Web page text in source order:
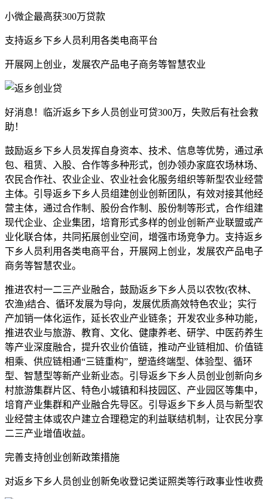
小微企最高获300万贷款
支持返乡下乡人员利用各类电商平台
开展网上创业，发展农产品电子商务等智慧农业
好消息！临沂返乡下乡人员创业可贷300万，失败后有社会救
助！
鼓励返乡下乡人员发挥自身资本、技术、信息等优势，通过承
包、租赁、入股、合作等多种形式，创办领办家庭农场林场、
农民合作社、农业企业、农业社会化服务组织等新型农业经营
主体。引导返乡下乡人员组建创业创新团队，有效对接其他经
营主体，通过合作制、股份合作制、股份制等形式，合作组建
现代企业、企业集团，培育形式多样的创业创新产业联盟或产
业化联合体，共同拓展创业空间，增强市场竞争力。支持返乡
下乡人员利用各类电商平台，开展网上创业，发展农产品电子
商务等智慧农业。
推进农村一二三产业融合，鼓励返乡下乡人员以农牧(农林、
农渔)结合、循环发展为导向，发展优质高效特色农业；实行
产加销一体化运作，延长农业产业链条；开发农业多种功能，
推进农业与旅游、教育、文化、健康养老、研学、中医药养生
等产业深度融合，提升农业价值链，推动产业链相加、价值链
相乘、供应链相通“三链重构”，塑造终端型、体验型、循环
型、智慧型等新产业新业态。引导返乡下乡人员创业创新向乡
村旅游集群片区、特色小城镇和科技园区、产业园区等集中，
培育产业集群和产业融合先导区。引导返乡下乡人员与新型农
业经营主体或农户建立合理稳定的利益联结机制，让农民分享
二三产业增值收益。
完善支持创业创新政策措施
对返乡下乡人员创业创新免收登记类证照类等行政事业性收费